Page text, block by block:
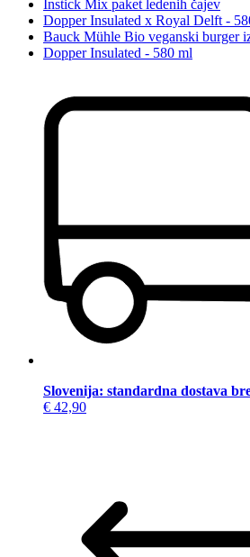
Instick Mix paket ledenih čajev
Dopper Insulated x Royal Delft -
Bauck Mühle Bio veganski burger
Dopper Insulated - 580 ml
Slovenija: standardna dostava
€ 42,90